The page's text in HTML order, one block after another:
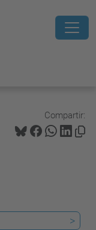
Compartir:
>